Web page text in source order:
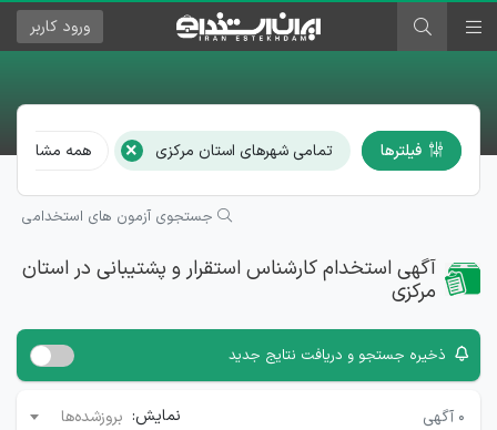
ورود کاربر
فیلترها تمامی شهرهای استان مرکزی × همه مشاغل
جستجوی آزمون های استخدامی
آگهی استخدام کارشناس استقرار و پشتیبانی در استان
مرکزی
ذخیره جستجو و دریافت نتایج جدید
۰ آگهی نمایش: بروزشده‌ها